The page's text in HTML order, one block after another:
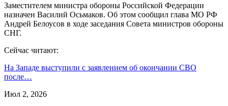
Заместителем министра обороны Российской Федерации
назначен Василий Осьмаков. Об этом сообщил глава МО РФ
Андрей Белоусов в ходе заседания Совета министров обороны
СНГ.
Сейчас читают:
На Западе выступили с заявлением об окончании СВО
после…
Июл 2, 2026